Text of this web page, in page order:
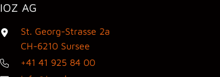
IOZ AG
St. Georg-Strasse 2a
CH-6210 Sursee
+41 41 925 84 00